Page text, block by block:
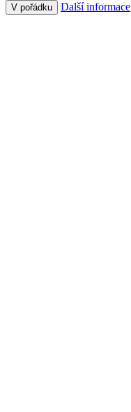
V pořádku Další informace